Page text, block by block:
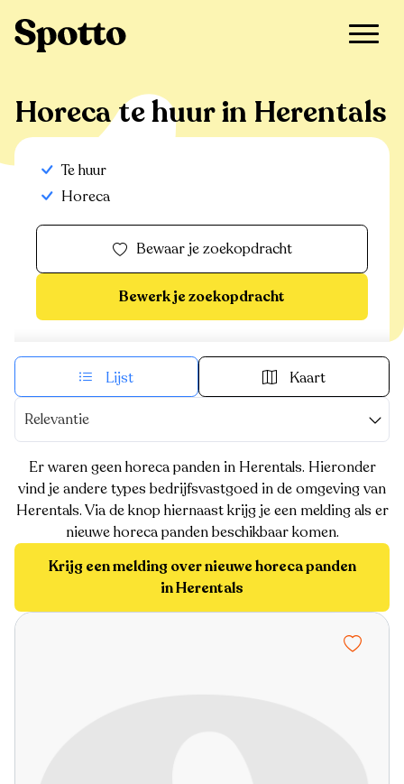
Horeca te huur in Herentals
Te huur
Horeca
Bewaar je zoekopdracht
Bewerk je zoekopdracht
Lijst Kaart
Relevantie
Er waren geen horeca panden in Herentals. Hieronder
vind je andere types bedrijfsvastgoed in de omgeving van
Herentals. Via de knop hiernaast krijg je een melding als er
nieuwe horeca panden beschikbaar komen.
Krijg een melding over nieuwe horeca panden
in Herentals